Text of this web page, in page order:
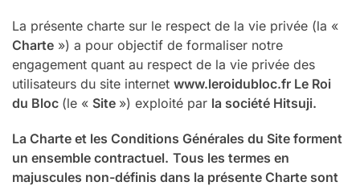
La présente charte sur le respect de la vie privée (la «
Charte ») a pour objectif de formaliser notre
engagement quant au respect de la vie privée des
utilisateurs du site internet www.leroidubloc.fr Le Roi
du Bloc (le « Site ») exploité par la société Hitsuji.
La Charte et les Conditions Générales du Site forment
un ensemble contractuel. Tous les termes en
majuscules non-définis dans la présente Charte sont